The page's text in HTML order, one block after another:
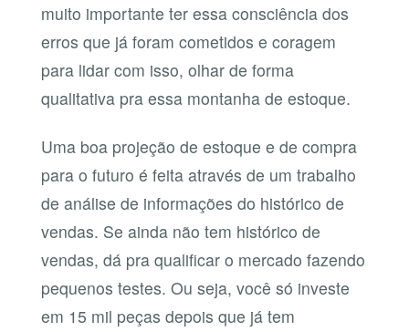
muito importante ter essa consciência dos
erros que já foram cometidos e coragem
para lidar com isso, olhar de forma
qualitativa pra essa montanha de estoque.
Uma boa projeção de estoque e de compra
para o futuro é feita através de um trabalho
de análise de informações do histórico de
vendas. Se ainda não tem histórico de
vendas, dá pra qualificar o mercado fazendo
pequenos testes. Ou seja, você só investe
em 15 mil peças depois que já tem